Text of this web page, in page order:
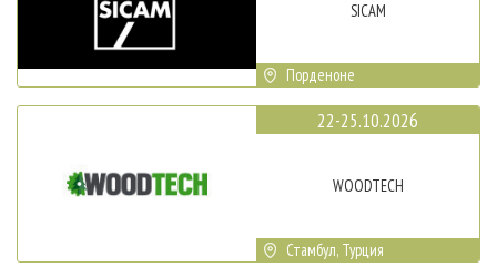
SICAM
Порденоне
22-25.10.2026
WOODTECH
Стамбул, Турция